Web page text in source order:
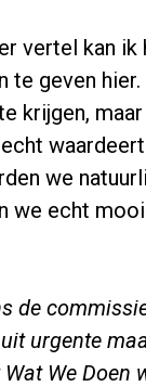
vertel kan
te geven
krijgen,
we
we echt
de
urgente
We Doen